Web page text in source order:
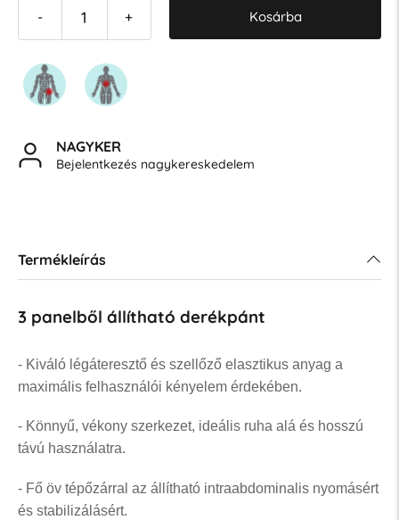
- + Kosárba
NAGYKER
Bejelentkezés nagykereskedelem
Termékleírás
3 panelből állítható derékpánt
- Kiváló légáteresztő és szellőző elasztikus anyag a
maximális felhasználói kényelem érdekében.
- Könnyű, vékony szerkezet, ideális ruha alá és hosszú
távú használatra.
- Fő öv tépőzárral az állítható intraabdominalis nyomásért
és stabilizálásért.